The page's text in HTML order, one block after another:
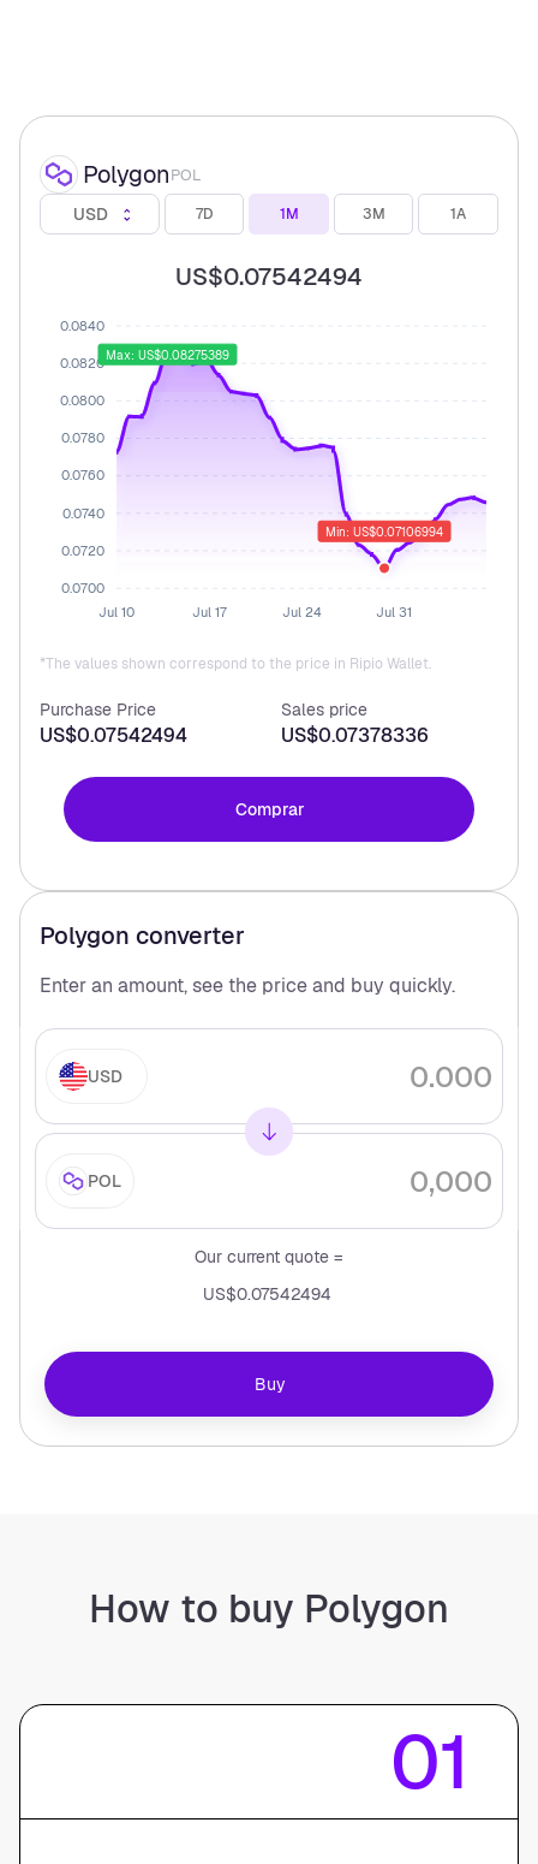
PolygonPOL
USD 7D 1M 3M 1A
US$0.07542494
0.0840
0.0820
0.0800
0.0780
0.0760
0.0740
0.0720
0.0700
Jul 10
Jul 17 Jul 24 Jul 31
Max: US$0.08275389
Min: US$0.07106994
*The values shown correspond to the price in Ripio Wallet.
Purchase Price
US$0.07542494
Sales price
US$0.07378336
Comprar
Polygon converter
Enter an amount, see the price and buy quickly.
USD
POL
Our current quote =
US$0.07542494
Buy
How to buy Polygon
01